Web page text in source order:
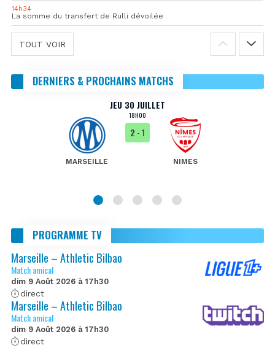
14h34
La somme du transfert de Rulli dévoilée
TOUT VOIR
DERNIERS & PROCHAINS MATCHS
JEU 30 JUILLET
18H00
MARSEILLE
2 - 1
NIMES
PROGRAMME TV
Marseille – Athletic Bilbao
Match amical
dim 9 Août 2026 à 17h30
direct
Marseille – Athletic Bilbao
Match amical
dim 9 Août 2026 à 17h30
direct